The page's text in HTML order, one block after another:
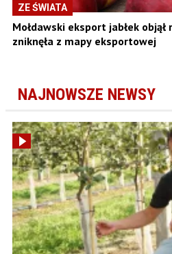
ZE ŚWIATA
Mołdawski eksport jabłek objął
zniknęła z mapy eksportowej
NAJNOWSZE NEWSY